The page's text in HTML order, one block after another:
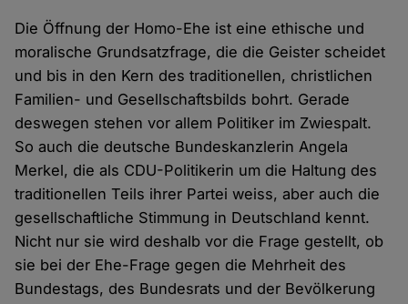
Die Öffnung der Homo-Ehe ist eine ethische und
moralische Grundsatzfrage, die die Geister scheidet
und bis in den Kern des traditionellen, christlichen
Familien- und Gesellschaftsbilds bohrt. Gerade
deswegen stehen vor allem Politiker im Zwiespalt.
So auch die deutsche Bundeskanzlerin Angela
Merkel, die als CDU-Politikerin um die Haltung des
traditionellen Teils ihrer Partei weiss, aber auch die
gesellschaftliche Stimmung in Deutschland kennt.
Nicht nur sie wird deshalb vor die Frage gestellt, ob
sie bei der Ehe-Frage gegen die Mehrheit des
Bundestags, des Bundesrats und der Bevölkerung